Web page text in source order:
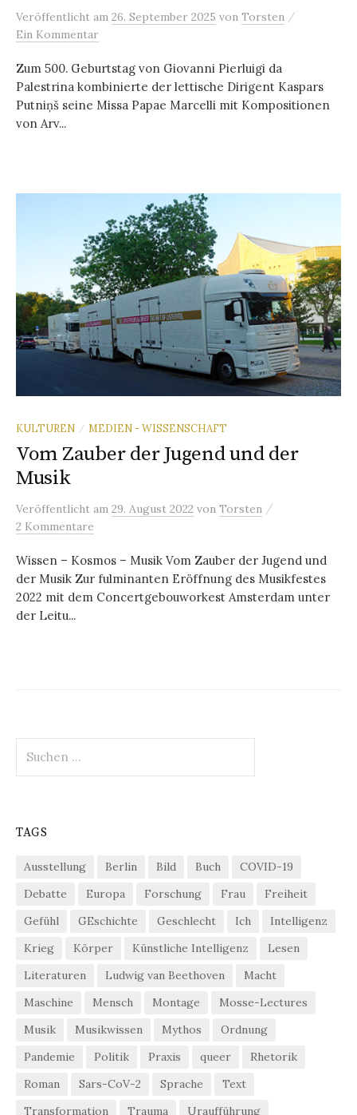
Veröffentlicht am 26. September 2025 von Torsten /
Ein Kommentar
Zum 500. Geburtstag von Giovanni Pierluigi da
Palestrina kombinierte der lettische Dirigent Kaspars
Putniņš seine Missa Papae Marcelli mit Kompositionen
von Arv...
KULTUREN / MEDIEN - WISSENSCHAFT
Vom Zauber der Jugend und der
Musik
Veröffentlicht am 29. August 2022 von Torsten /
2 Kommentare
Wissen – Kosmos – Musik Vom Zauber der Jugend und
der Musik Zur fulminanten Eröffnung des Musikfestes
2022 mit dem Concertgebouworkest Amsterdam unter
der Leitu...
nach:
TAGS
Ausstellung Berlin Bild Buch
COVID-19
Debatte
Europa Forschung Frau
Freiheit
Gefühl
GEschichte Geschlecht Ich
Intelligenz
Krieg
Körper Künstliche Intelligenz
Lesen
Literaturen
Ludwig van Beethoven
Macht
Maschine
Mensch Montage
Mosse-Lectures
Musik
Musikwissen Mythos
Ordnung
Pandemie
Politik Praxis queer
Rhetorik
Roman
Sars-CoV-2 Sprache
Text
Transformation
Trauma Uraufführung